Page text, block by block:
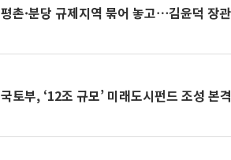
평촌·분당 규제지역 묶어 놓고⋯김윤덕 장
국토부, ‘12조 규모’ 미래도시펀드 조성 본